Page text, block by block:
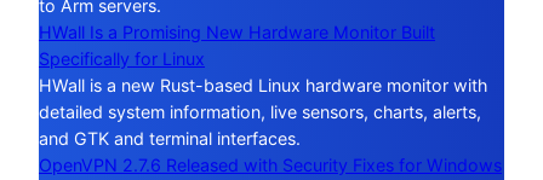
to Arm servers.
HWall Is a Promising New Hardware Monitor Built
Specifically for Linux
HWall is a new Rust-based Linux hardware monitor with
detailed system information, live sensors, charts, alerts,
and GTK and terminal interfaces.
OpenVPN 2.7.6 Released with Security Fixes for Windows